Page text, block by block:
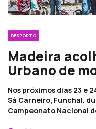
DESPORTO
Madeira
Urbano de
Nos próximos dias 23 e
Sá Carneiro, Funchal,
Campeonato Nacional